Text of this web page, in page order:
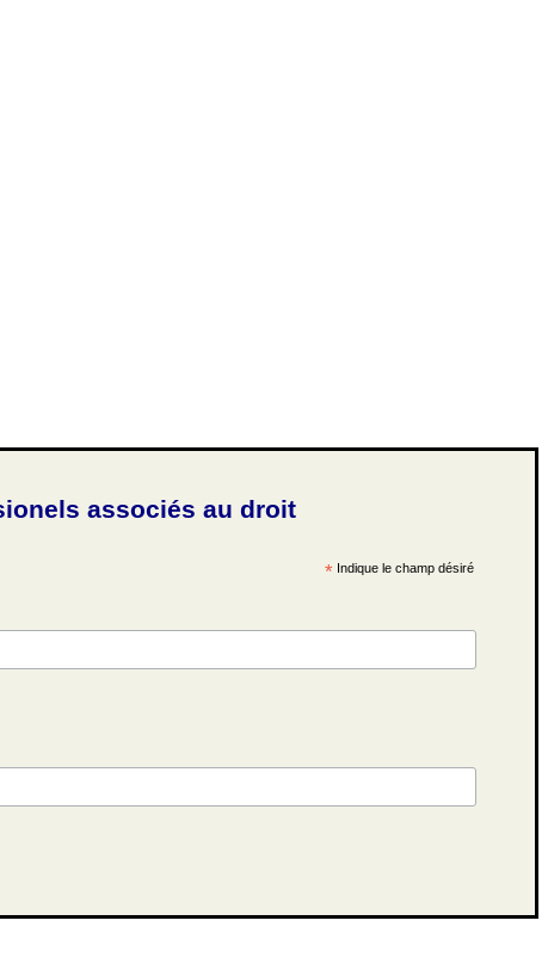
associés au droit
*Indique le champ désiré